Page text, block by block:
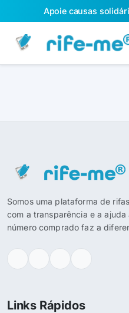
Apoie causas
Somos uma plataforma de
com a transparência e a
número comprado faz a
Links Rápidos